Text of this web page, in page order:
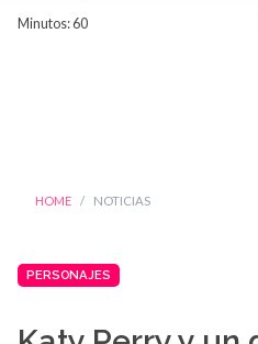
Minutos: 60
HOME NOTICIAS
PERSONAJES